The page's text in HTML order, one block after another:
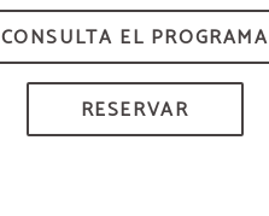
CONSULTA EL PROGRAMA
RESERVAR